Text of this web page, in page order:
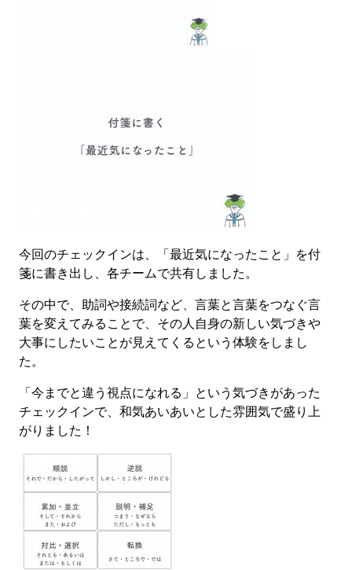
今回のチェックインは、「最近気になったこと」を付
箋に書き出し、各チームで共有しました。
その中で、助詞や接続詞など、言葉と言葉をつなぐ言
葉を変えてみることで、その人自身の新しい気づきや
大事にしたいことが見えてくるという体験をしまし
た。
「今までと違う視点になれる」という気づきがあった
チェックインで、和気あいあいとした雰囲気で盛り上
がりました！